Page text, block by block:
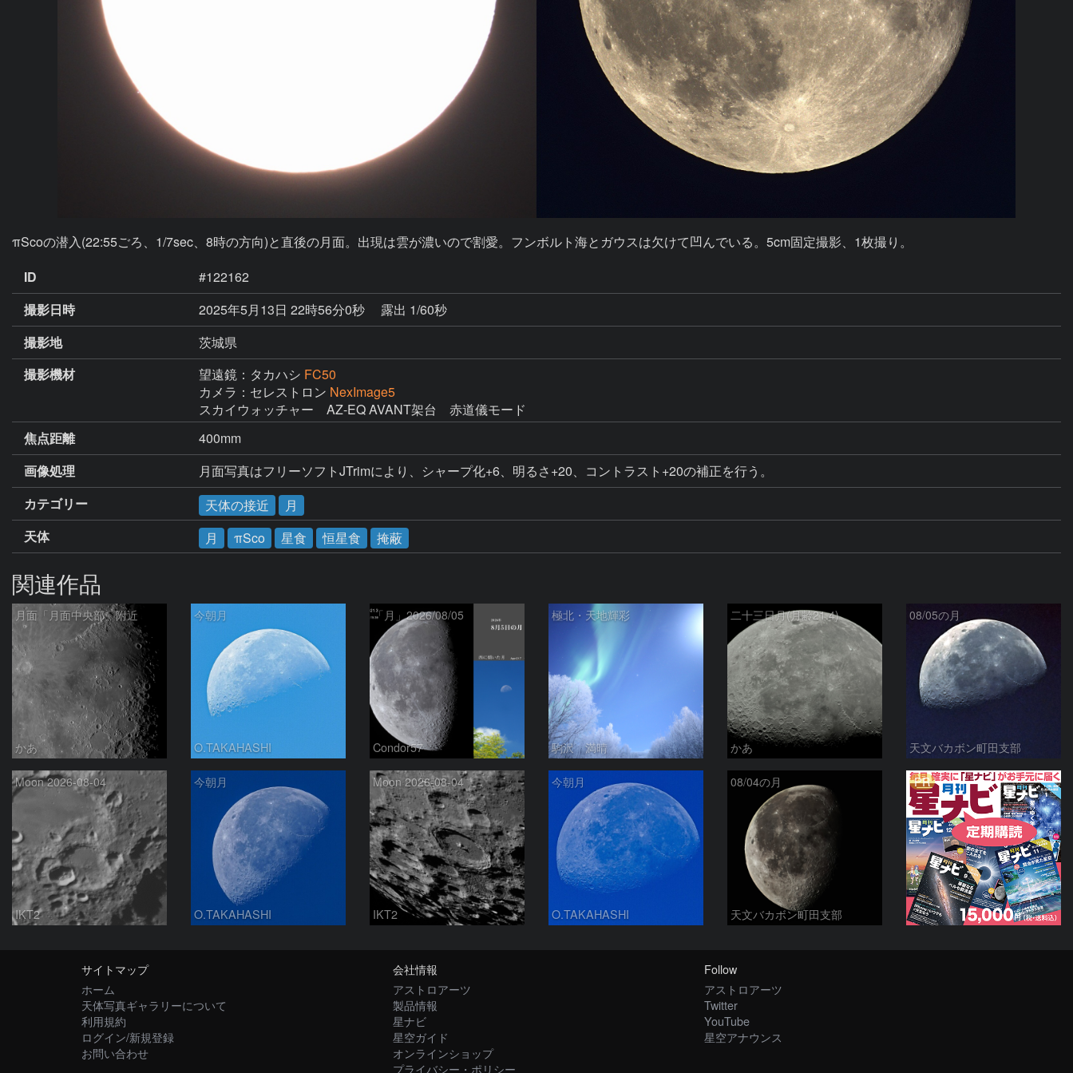
πScoの潜入(22:55ごろ、1/7sec、8時の方向)と直後の月面。出現は雲が濃いので割愛。フンボルト海とガウスは欠けて凹んでいる。5cm固定撮影、1枚撮り。
ID
#122162
撮影日時
2025年5月13日 22時56分0秒
露出 1/60秒
撮影地
茨城県
撮影機材
望遠鏡：タカハシ FC50
カメラ：セレストロン NexImage5
スカイウォッチャー　AZ-EQ AVANT架台　赤道儀モード
焦点距離
400mm
画像処理
月面写真はフリーソフトJTrimにより、シャープ化+6、明るさ+20、コントラスト+20の補正を行う。
カテゴリー
天体の接近
月
天体
月 πSco 星食 恒星食 掩蔽
関連作品
月面「月面中央部」附近
かあ
今朝月
O.TAKAHASHI
「月」2026/08/05
Condor57
極北・天地輝彩
駒沢 満晴
二十三日月(月齢21.4)
かあ
08/05の月
天文バカボン町田支部
Moon 2026-08-04
IKT2
今朝月
O.TAKAHASHI
Moon 2026-08-04
IKT2
今朝月
O.TAKAHASHI
08/04の月
天文バカボン町田支部
PR
サイトマップ
ホーム
天体写真ギャラリーについて
利用規約
ログイン/新規登録
お問い合わせ
会社情報
アストロアーツ
製品情報
星ナビ
星空ガイド
オンラインショップ
プライバシー・ポリシー
Follow
アストロアーツ
Twitter
YouTube
星空アナウンス